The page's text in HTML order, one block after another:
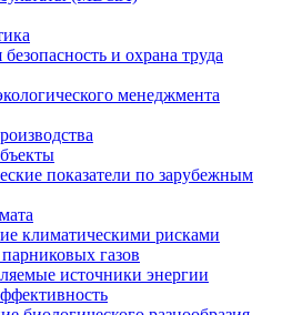
и охрана труда
менеджмента
показатели по зарубежным
климатическими рисками
газов
источники энергии